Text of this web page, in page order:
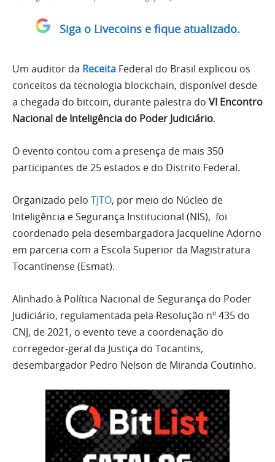
Siga o Livecoins e fique atualizado.
Um auditor da Receita Federal do Brasil explicou os
conceitos da tecnologia blockchain, disponível desde
a chegada do bitcoin, durante palestra do VI Encontro
Nacional de Inteligência do Poder Judiciário.
O evento contou com a presença de mais 350
participantes de 25 estados e do Distrito Federal.
Organizado pelo TJTO, por meio do Núcleo de
Inteligência e Segurança Institucional (NIS), foi
coordenado pela desembargadora Jacqueline Adorno
em parceria com a Escola Superior da Magistratura
Tocantinense (Esmat).
Alinhado à Política Nacional de Segurança do Poder
Judiciário, regulamentada pela Resolução nº 435 do
CNJ, de 2021, o evento teve a coordenação do
corregedor-geral da Justiça do Tocantins,
desembargador Pedro Nelson de Miranda Coutinho.